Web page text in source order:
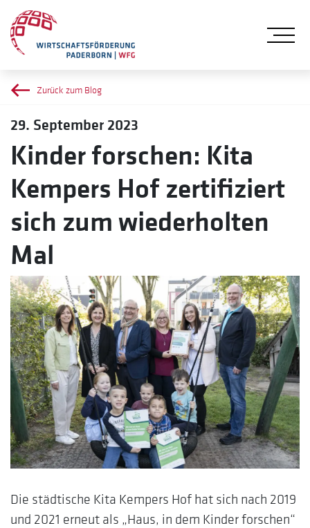
Zurück zum Blog
29. September 2023
Kinder forschen: Kita
Kempers Hof zertifiziert
sich zum wiederholten
Mal
Die städtische Kita Kempers Hof hat sich nach 2019
und 2021 erneut als „Haus, in dem Kinder forschen“